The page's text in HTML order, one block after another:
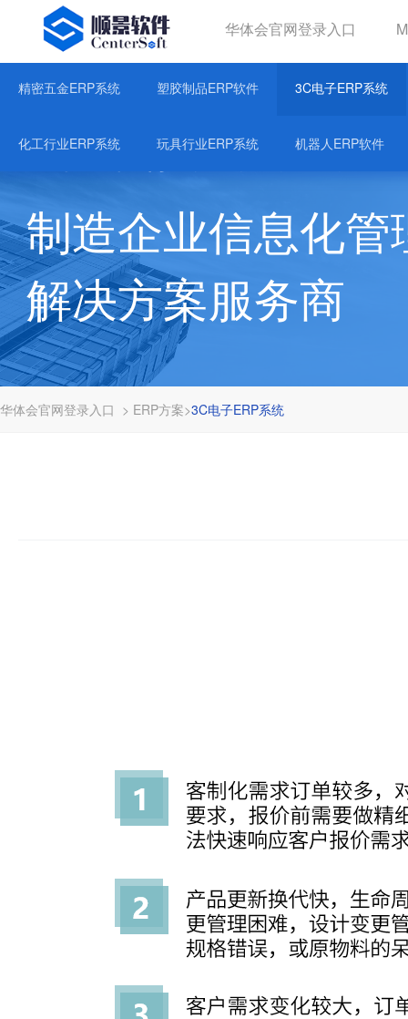
华体会官网登录入口
华体会官网登录入口
精密五金ERP系统 塑胶制品ERP软件 3C电子ERP系统
化工行业ERP系统 玩具行业ERP系统 机器人ERP软件
关于华体育会登录网官网
制造企业信息化管
解决方案服务商
华体会官网登录入口 > ERP方案>3C电子ERP系统